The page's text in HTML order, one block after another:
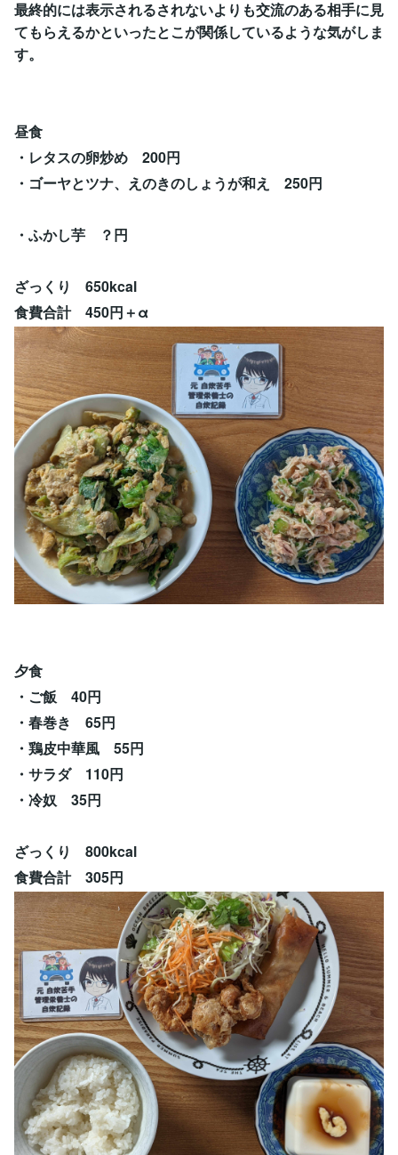
最終的には表示されるされないよりも交流のある相手に見
てもらえるかといったとこが関係しているような気がしま
す。
昼食
・レタスの卵炒め 200円
・ゴーヤとツナ、えのきのしょうが和え 250円
・ふかし芋 ？円
ざっくり 650kcal
食費合計 450円＋α
夕食
・ご飯 40円
・春巻き 65円
・鶏皮中華風 55円
・サラダ 110円
・冷奴 35円
ざっくり 800kcal
食費合計 305円